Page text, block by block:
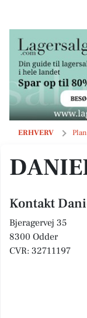
ERHVERV
Daniels Gartner
Kontakt
Bjeragervej 35
8300 Odder
CVR: 32711197